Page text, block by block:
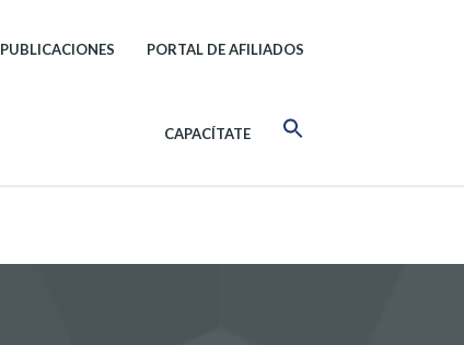
PUBLICACIONES PORTAL DE AFILIADOS
CAPACÍTATE